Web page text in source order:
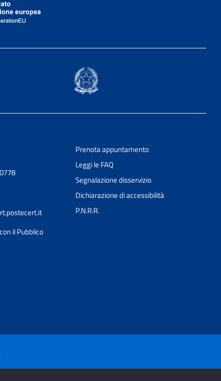
il Pubblico
Prenota appuntamento
Leggi le FAQ
Segnalazione disservizio
Dichiarazione di accessibilità
P.N.R.R.